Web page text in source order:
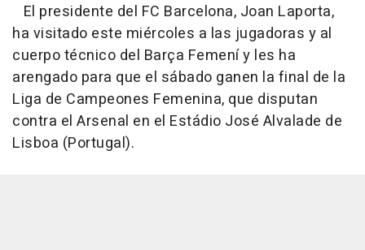
El presidente del FC Barcelona, Joan Laporta,
ha visitado este miércoles a las jugadoras y al
cuerpo técnico del Barça Femení y les ha
arengado para que el sábado ganen la final de la
Liga de Campeones Femenina, que disputan
contra el Arsenal en el Estádio José Alvalade de
Lisboa (Portugal).